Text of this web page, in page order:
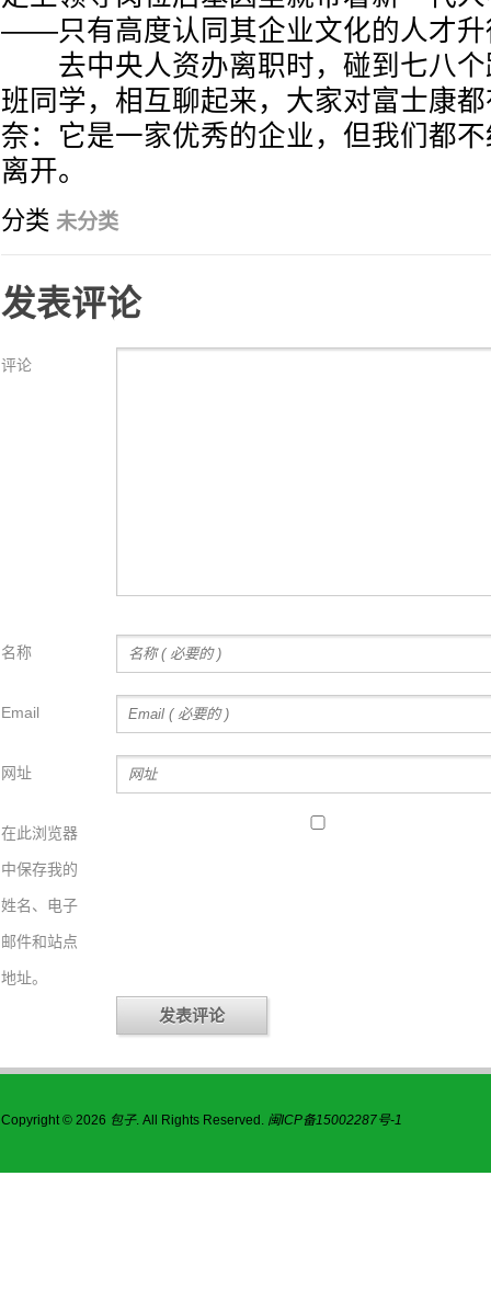
——只有高度认同其企业文化的人才升
去中央人资办离职时，碰到七八个
班同学，相互聊起来，大家对富士康
奈：它是一家优秀的企业，但我们都
离开。
分类 未分类
发表评论
评论
名称
Email
网址
在此浏览器
中保存我的
姓名、电子
邮件和站点
地址。
Copyright © 2026 包子. All Rights Reserved. 闽ICP备15002287号-1